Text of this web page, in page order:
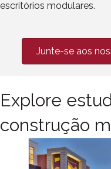
escritórios modulares.
Junte-se aos
Explore
construção